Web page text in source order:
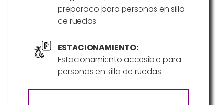
preparado para personas en silla
de ruedas
ESTACIONAMIENTO:
Estacionamiento accesible para
personas en silla de ruedas